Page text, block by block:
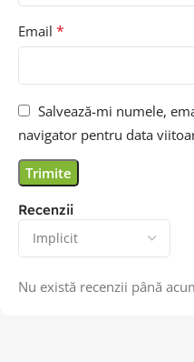
Recenzii
Nu există recenzii până
Email *
Salvează-mi numele,
navigator pentru data